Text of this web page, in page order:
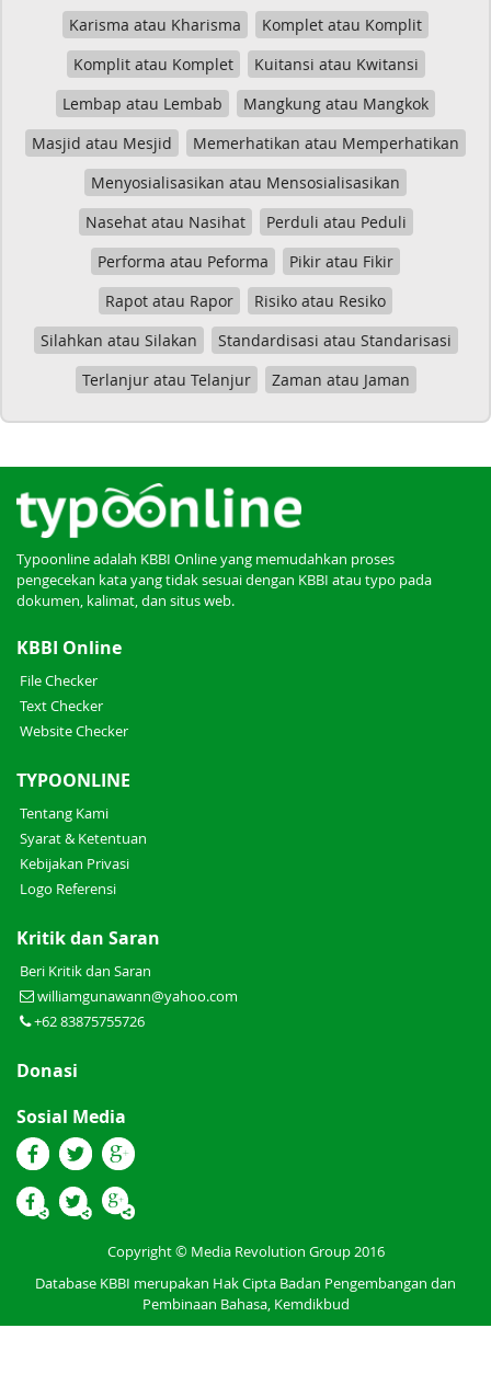
Karisma atau Kharisma
Komplet atau Komplit
Komplit atau Komplet
Kuitansi atau Kwitansi
Lembap atau Lembab
Mangkung atau Mangkok
Masjid atau Mesjid
Memerhatikan atau Memperhatikan
Menyosialisasikan atau Mensosialisasikan
Nasehat atau Nasihat
Perduli atau Peduli
Performa atau Peforma
Pikir atau Fikir
Rapot atau Rapor
Risiko atau Resiko
Silahkan atau Silakan
Standardisasi atau Standarisasi
Terlanjur atau Telanjur
Zaman atau Jaman
Typoonline adalah KBBI Online yang memudahkan proses
pengecekan kata yang tidak sesuai dengan KBBI atau typo pada
dokumen, kalimat, dan situs web.
KBBI Online
File Checker
Text Checker
Website Checker
TYPOONLINE
Tentang Kami
Syarat & Ketentuan
Kebijakan Privasi
Logo Referensi
Kritik dan Saran
Beri Kritik dan Saran
williamgunawann@yahoo.com
+62 83875755726
Donasi
Sosial Media
Copyright © Media Revolution Group 2016
Database KBBI merupakan Hak Cipta Badan Pengembangan dan
Pembinaan Bahasa, Kemdikbud